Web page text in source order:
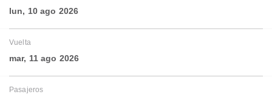
lun, 10 ago 2026
Vuelta
mar, 11 ago 2026
Pasajeros